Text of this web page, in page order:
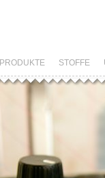
PRODUKTE STOFFE